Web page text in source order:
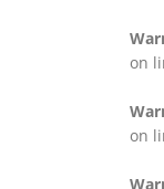
on
on